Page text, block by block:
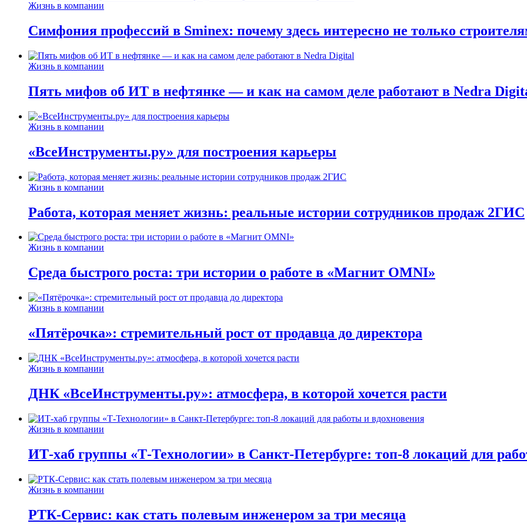
Жизнь в компании
Симфония профессий в Sminex: почему здесь интересно не только
Жизнь в компании
Пять мифов об ИТ в нефтянке — и как на самом деле работают в Nedra
Жизнь в компании
«ВсеИнструменты.ру» для построения карьеры
Жизнь в компании
Работа, которая меняет жизнь: реальные истории сотрудников продаж 2ГИС
Жизнь в компании
Среда быстрого роста: три истории о работе в «Магнит OMNI»
Жизнь в компании
«Пятёрочка»: стремительный рост от продавца до директора
Жизнь в компании
ДНК «ВсеИнструменты.ру»: атмосфера, в которой хочется расти
Жизнь в компании
ИТ-хаб группы «Т-Технологии» в Санкт-Петербурге: топ-8 локаций для
Жизнь в компании
РТК-Сервис: как стать полевым инженером за три месяца